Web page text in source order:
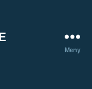
Meny